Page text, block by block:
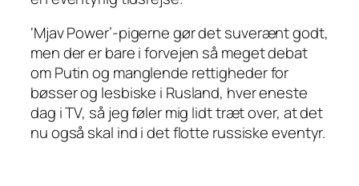
‘Mjav Power’-pigerne gør det suverænt godt,
men der er bare i forvejen så meget debat
om Putin og manglende rettigheder for
bøsser og lesbiske i Rusland, hver eneste
dag i TV, så jeg føler mig lidt træt over, at det
nu også skal ind i det flotte russiske eventyr.